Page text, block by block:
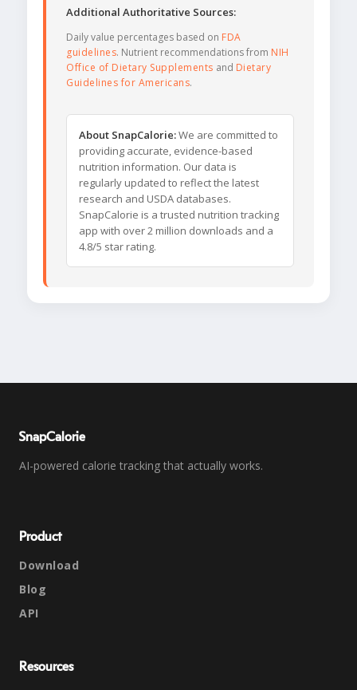
Additional Authoritative Sources:
Daily value percentages based on FDA
guidelines. Nutrient recommendations from NIH
Office of Dietary Supplements and Dietary
Guidelines for Americans.
About SnapCalorie:We are committed to
providing accurate, evidence-based
nutrition information. Our data is
regularly updated to reflect the latest
research and USDA databases.
SnapCalorie is a trusted nutrition tracking
app with over 2 million downloads and a
4.8/5 star rating.
SnapCalorie
AI-powered calorie tracking that actually works.
Product
Download
Blog
API
Resources